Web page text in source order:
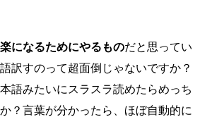
楽になるためにやるものだと思ってい
訳すのって超面倒じゃないですか？
語みたいにスラスラ読めたらめっち
？言葉が分かったら、ほぼ自動的に